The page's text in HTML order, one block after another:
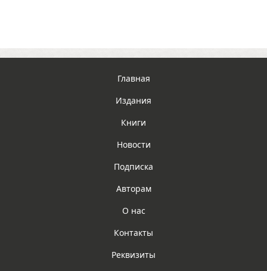
Главная
Издания
Книги
Новости
Подписка
Авторам
О нас
Контакты
Реквизиты